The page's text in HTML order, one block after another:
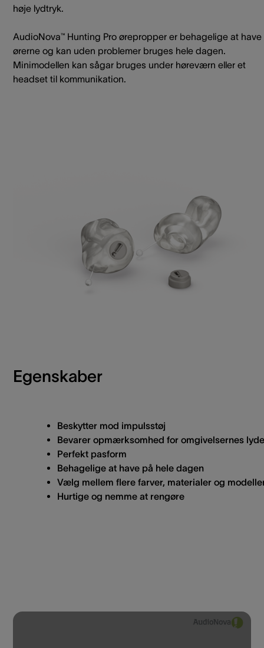
høje lydtryk.
AudioNova™ Hunting Pro ørepropper er behagelige at have
ørerne og kan uden problemer bruges hele dagen.
Minimodellen kan sågar bruges under høreværn eller et
headset til kommunikation.
Egenskaber
Beskytter mod impulsstøj
Bevarer opmærksomhed for omgivelsernes lyde
Perfekt pasform
Behagelige at have på hele dagen
Vælg mellem flere farver, materialer og
Hurtige og nemme at rengøre